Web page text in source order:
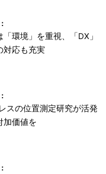
環境」を重視、「DX」
対応も充実
スの位置測定研究が活発
加価値を